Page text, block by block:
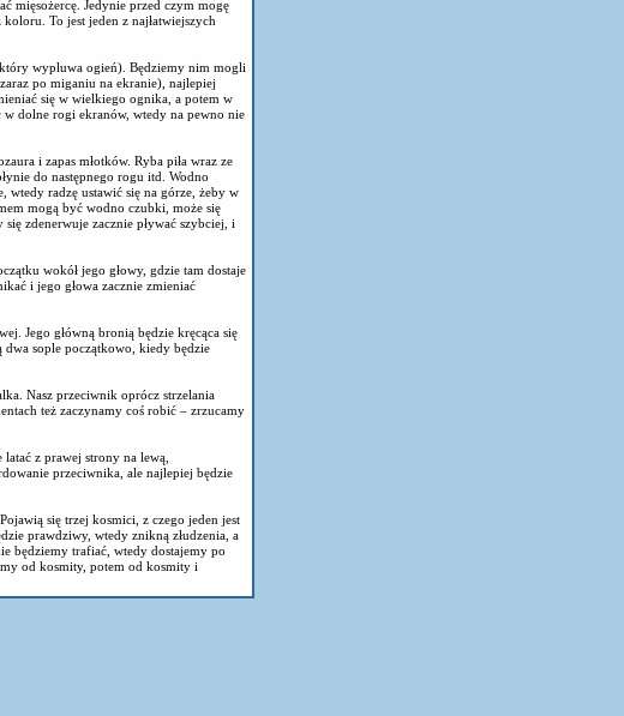
mięsożercę. Jedynie przed czym mogę
To jest jeden z najłatwiejszych
wypluwa ogień). Będziemy nim mogli
po miganiu na ekranie), najlepiej
się w wielkiego ognika, a potem w
dolne rogi ekranów, wtedy na pewno nie
i zapas młotków. Ryba piła wraz ze
do następnego rogu itd. Wodno
wtedy radzę ustawić się na górze, żeby w
mogą być wodno czubki, może się
zdenerwuje zacznie pływać szybciej, i
wokół jego głowy, gdzie tam dostaje
i jego głowa zacznie zmieniać
Jego główną bronią będzie kręcąca się
sople początkowo, kiedy będzie
Nasz przeciwnik oprócz strzelania
też zaczynamy coś robić – zrzucamy
z prawej strony na lewą,
przeciwnika, ale najlepiej będzie
się trzej kosmici, z czego jeden jest
prawdziwy, wtedy znikną złudzenia, a
będziemy trafiać, wtedy dostajemy po
od kosmity, potem od kosmity i